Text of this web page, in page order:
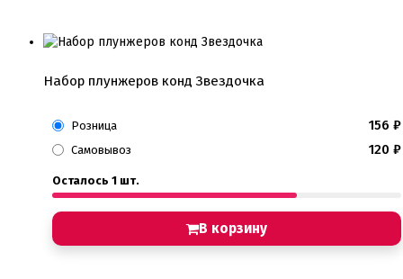
Набор плунжеров конд Звездочка
Розница 156 ₽
Самовывоз 120 ₽
Осталось 1 шт.
В корзину